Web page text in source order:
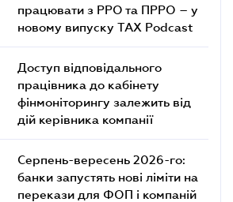
працювати з РРО та ПРРО – у
новому випуску TAX Podcast
Доступ відповідального
працівника до кабінету
фінмоніторингу залежить від
дій керівника компанії
Серпень-вересень 2026-го:
банки запустять нові ліміти на
перекази для ФОП і компаній